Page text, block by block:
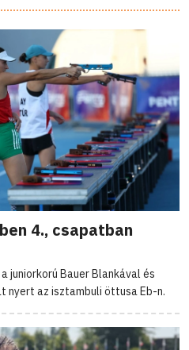
4., csapatban
juniorkorú Bauer Blankával és
nyert az isztambuli öttusa Eb-n.